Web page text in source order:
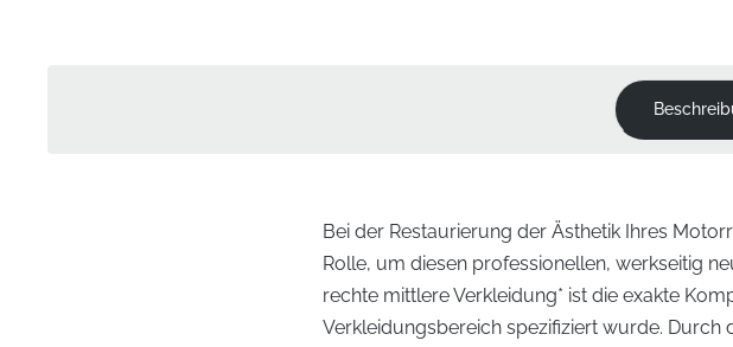
Bei der Restaurierung der Ästhetik Ihres
Rolle, um diesen professionellen, werkseitig
rechte mittlere Verkleidung* ist die exakte
Verkleidungsbereich spezifiziert wurde. Durch